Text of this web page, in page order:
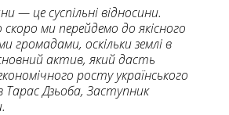
— це суспільні відносини.
ми перейдемо до якісного
громадами, оскільки землі в
актив, який дасть
росту українського
Тарас Дзьоба, Заступник